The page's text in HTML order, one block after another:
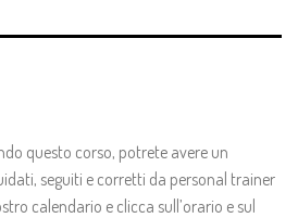
questo corso, potrete avere un
seguiti e corretti da personal trainer
calendario e clicca sull’orario e sul